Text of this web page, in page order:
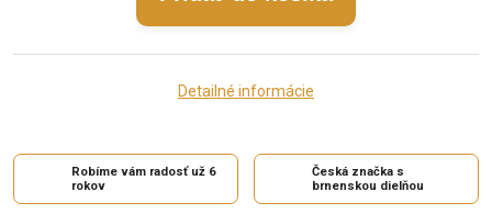
Detailné informácie
Robíme vám radosť už 6
rokov
Česká značka s
brnenskou dielňou